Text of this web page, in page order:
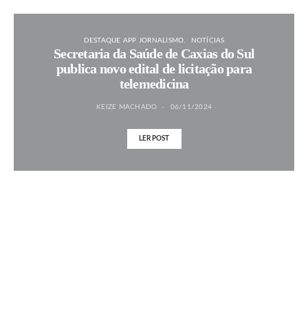
DESTAQUE APP JORNALISMO NOTÍCIAS
Secretaria da Saúde de Caxias do Sul
publica novo edital de licitação para
telemedicina
KEIZE MACHADO 06/11/2024
LER POST